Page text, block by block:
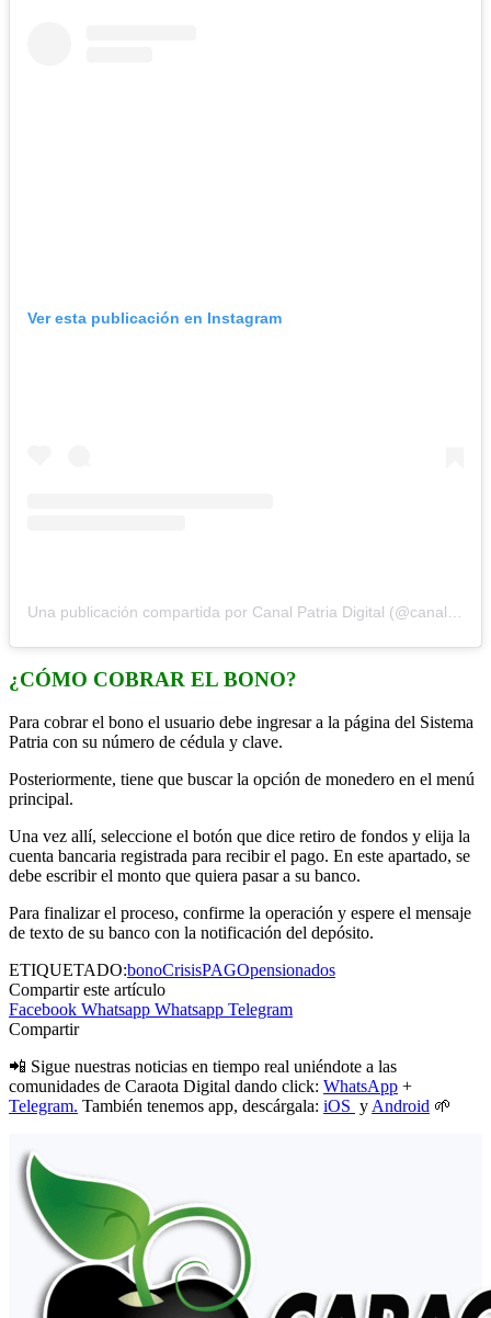
Ver esta publicación en Instagram
Una publicación compartida por Canal Patria Digital (@canalpatriadigital.v)
¿CÓMO COBRAR EL BONO?
Para cobrar el bono el usuario debe ingresar a la página del Sistema
Patria con su número de cédula y clave.
Posteriormente, tiene que buscar la opción de monedero en el menú
principal.
Una vez allí, seleccione el botón que dice retiro de fondos y elija la
cuenta bancaria registrada para recibir el pago. En este apartado, se
debe escribir el monto que quiera pasar a su banco.
Para finalizar el proceso, confirme la operación y espere el mensaje
de texto de su banco con la notificación del depósito.
ETIQUETADO:bonoCrisisPAGOpensionados
Compartir este artículo
Facebook Whatsapp Whatsapp Telegram
Compartir
📲 Sigue nuestras noticias en tiempo real uniéndote a las
comunidades de Caraota Digital dando click: WhatsApp +
Telegram. También tenemos app, descárgala: iOS y Android 🌱